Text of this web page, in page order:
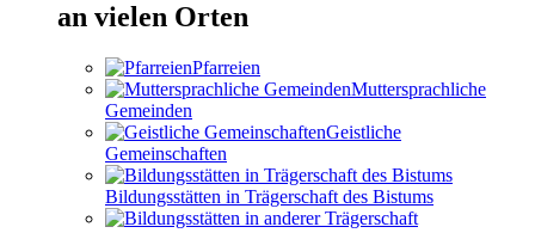
an vielen Orten
Pfarreien
Muttersprachliche
Gemeinden
Geistliche
Gemeinschaften
Bildungsstätten in Trägerschaft des Bistums